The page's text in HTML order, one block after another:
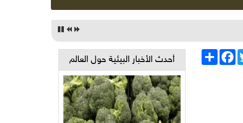
انشر
Facebook
أحدث الأخبار البيئية حول العالم